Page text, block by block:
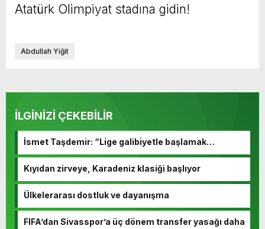
Atatürk Olimpiyat stadına gidin!
Abdullah Yiğit
İLGİNİZİ ÇEKEBİLİR
İsmet Taşdemir: “Lige galibiyetle başlamak
istiyoruz”
Kıyıdan zirveye, Karadeniz klasiği başlıyor
Ülkelerarası dostluk ve dayanışma
FIFA’dan Sivasspor’a üç dönem transfer yasağı daha